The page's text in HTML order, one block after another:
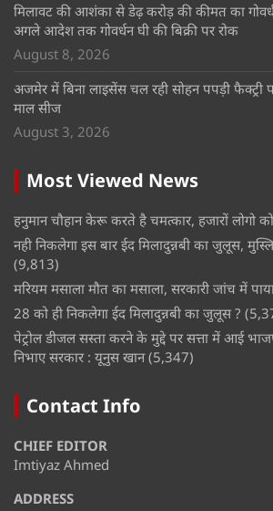
मिलावट की आशंका से डेढ़ करोड़ की कीमत का
अगले आदेश तक गोवर्धन घी की बिक्री पर रोक
August 8, 2026
अजमेर में बिना लाइसेंस चल रही सोहन पपड़ी फैक्ट्री
माल सीज
August 3, 2026
Most Viewed News
हनुमान चौहान केरू करते है चमत्कार, हजारों लोगो
नही निकलेगा इस बार ईद मिलादुन्नबी का जुलूस,
(9,813)
मरियम मसाला मौत का मसाला, सरकारी जांच में
28 को ही निकलेगा ईद मिलादुन्नबी का जुलूस ?
पेट्रोल डीजल सस्ता करने के मुद्दे पर सत्ता में आई
निभाए सरकार : यूनुस खान (5,347)
Contact Info
CHIEF EDITOR
Imtiyaz Ahmed
ADDRESS